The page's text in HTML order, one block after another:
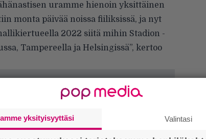
uramme hienoin yksittäinen
monta päivää noissa fiiliksissä, ja nyt
2022 siitä mihin Stadion -
Tampereella ja Helsingissä”, kertoo
yksityisyyttäsi Valintasi